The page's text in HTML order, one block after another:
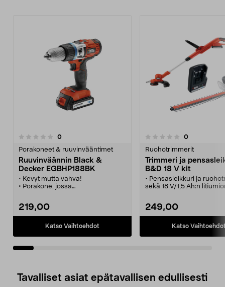
0arvostelut
Porakoneet & ruuvinvääntimet
Ruuvinväännin Black &
Decker EGBHP188BK
• Kevyt mutta vahva!
• Porakone, jossa
• Kaksi 18 V:n litiumioniakkua.
• 40 minuutin laturi.
219,00
Katso Vaihtoehdot
0.0 viidestä
0arvostelut
Ruohotrimmerit
Trimmeri ja
B&D 18 V kit
• Pensasleikkuri ja
sekä 18 V/1,5 Ah:n
vaativissa olosuhteissa.
• Trimmeri STC1815,
leikkuuleveys,
249,00
Katso
0.0 viidestä
Tavalliset asiat epätavallisen edullisesti